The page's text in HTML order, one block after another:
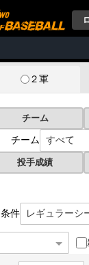
２軍
チーム
チーム
投手成績
条件